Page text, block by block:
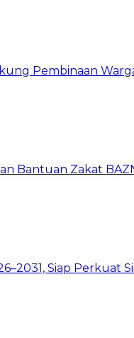
Pembinaan
Bantuan Zakat
Siap Perkuat